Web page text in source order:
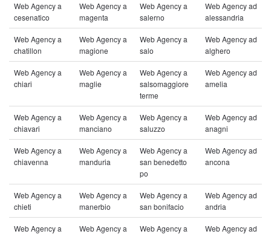
Web Agency a
cesenatico
Web Agency a
magenta
Web Agency a
salerno
Web Agency ad
alessandria
Web Agency a
chatillon
Web Agency a
magione
Web Agency a
salo
Web Agency ad
alghero
Web Agency a
chiari
Web Agency a
maglie
Web Agency a
salsomaggiore
terme
Web Agency ad
amelia
Web Agency a
chiavari
Web Agency a
manciano
Web Agency a
saluzzo
Web Agency ad
anagni
Web Agency a
chiavenna
Web Agency a
manduria
Web Agency a
san benedetto
po
Web Agency ad
ancona
Web Agency a
chieti
Web Agency a
manerbio
Web Agency a
san bonifacio
Web Agency ad
andria
Web Agency a
Web Agency a
Web Agency a
Web Agency ad